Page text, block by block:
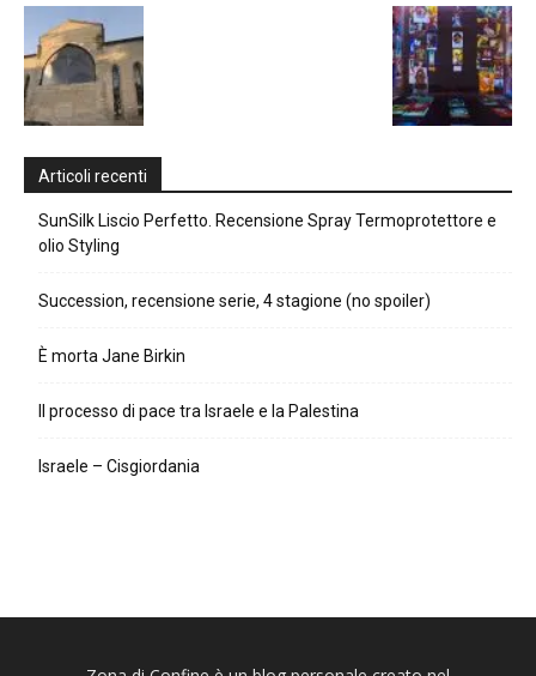
Articoli recenti
SunSilk Liscio Perfetto. Recensione Spray Termoprotettore e
olio Styling
Succession, recensione serie, 4 stagione (no spoiler)
È morta Jane Birkin
Il processo di pace tra Israele e la Palestina
Israele – Cisgiordania